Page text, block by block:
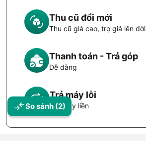
So sánh (2)
Thu cũ đổi mới
Thu cũ giá cao, trợ giá lên đời
Thanh toán - Trả góp
Dễ dàng
Trả máy lỗi
Đổi máy liền